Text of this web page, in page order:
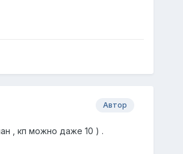
Автор
, кп можно даже 10 ) .